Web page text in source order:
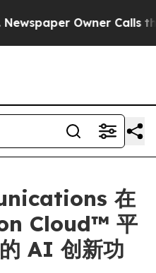
Owner Calls the
在
Cloud™ 平
AI 创新功